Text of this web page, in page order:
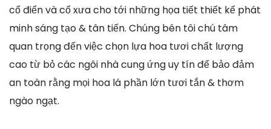
cổ điển và cổ xưa cho tới những họa tiết thiết kế phát
minh sáng tạo & tân tiến. Chúng bên tôi chú tâm
quan trọng đến việc chọn lựa hoa tươi chất lượng
cao từ bỏ các ngôi nhà cung ứng uy tín để bảo đảm
an toàn rằng mọi hoa lá phần lớn tươi tắn & thơm
ngào ngạt.